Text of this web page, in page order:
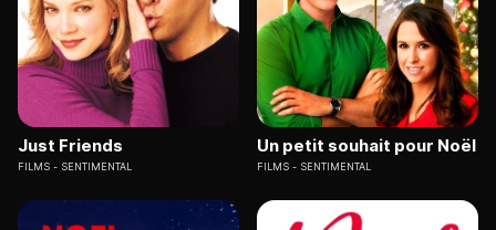
Just Friends
FILMS SENTIMENTAL
Un petit souhait pour Noël
FILMS SENTIMENTAL